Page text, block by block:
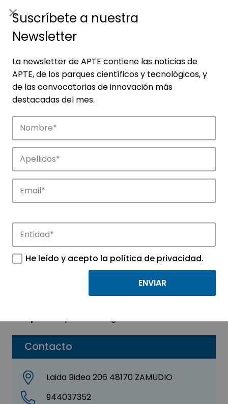
Empresas
Descubre las empresas que impulsan la
innovación en los parques de APTE.
Contacto
Laida Bidea 206 48170 ZAMUDIO
944037352
GAMESA ENERGIA,
S.A.U.
ENERGÍA - MEDIO AMBIENTE
Suscríbete a nuestra
Newsletter
La newsletter de APTE contiene las noticias de
APTE, de los parques científicos y tecnológicos, y
de las convocatorias de innovación más
destacadas del mes.
He leído y acepto la política de privacidad.